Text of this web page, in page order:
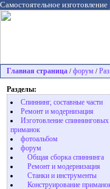
Самостоятельное
Главная страница / форум /
Разделы:
Спиннинг, составные части
Ремонт и модернизация
Изготовление спиннинговых
приманок
фотоальбом
форум
Общая сборка спиннинга
Ремонт и модернизация
Станки и инструменты
Конструирование